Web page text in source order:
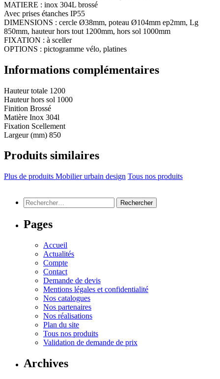
MATIERE : inox 304L brossé
Avec prises étanches IP55
DIMENSIONS : cercle Ø38mm, poteau Ø104mm ep2mm, Lg
850mm, hauteur hors tout 1200mm, hors sol 1000mm
FIXATION : à sceller
OPTIONS : pictogramme vélo, platines
Informations complémentaires
Hauteur totale 1200
Hauteur hors sol 1000
Finition Brossé
Matière Inox 304l
Fixation Scellement
Largeur (mm) 850
Produits similaires
Plus de produits Mobilier urbain design Tous nos produits
Rechercher :
Pages
Accueil
Actualités
Compte
Contact
Demande de devis
Mentions légales et confidentialité
Nos catalogues
Nos partenaires
Nos réalisations
Plan du site
Tous nos produits
Validation de demande de prix
Archives